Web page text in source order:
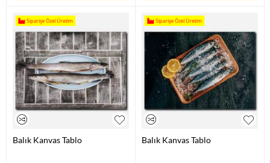
Siparişe Özel Üretim
Balık Kanvas Tablo
Siparişe Özel Üretim
Balık Kanvas Tablo